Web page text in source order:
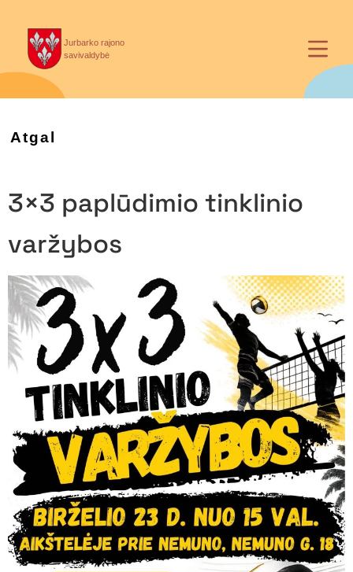
Jurbarko rajono
savivaldybė
Atgal
3×3 paplūdimio tinklinio
varžybos